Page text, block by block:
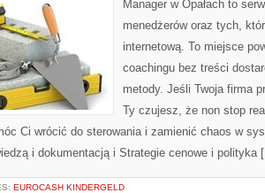
Manager w Opałach to
menedżerów oraz tych,
internetową. To miejsce
coachingu bez treści
metody. Jeśli Twoja firma
Ty czujesz, że non stop
Ci wrócić do sterowania i zamienić chaos w
i dokumentacją i Strategie cenowe i polityka
EUROCASH KINDERGELD